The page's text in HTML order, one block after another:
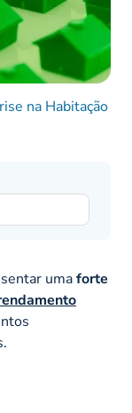
na Habitação
umaforte